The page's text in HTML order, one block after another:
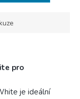
pro
je ideální